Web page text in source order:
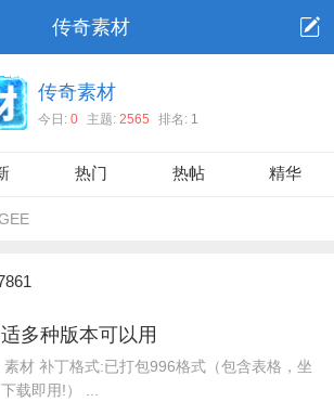
传奇素材
传奇素材
今日: 0 主题: 2565 排名: 1
热门 热帖 精华
多种版本可以用
材 补丁格式:已打包996格式（包含表格，坐
载即用!） ...